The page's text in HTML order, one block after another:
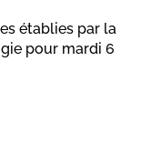
établies par la
pour mardi 6